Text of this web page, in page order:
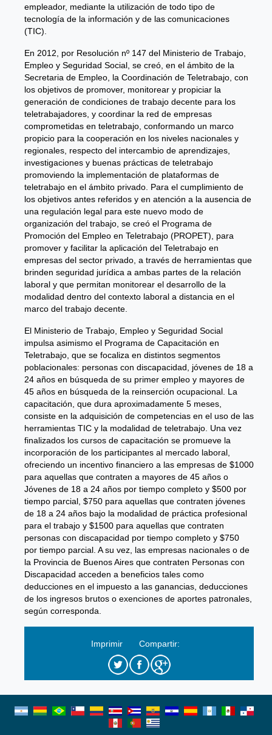
empleador, mediante la utilización de todo tipo de
tecnología de la información y de las comunicaciones
(TIC).
En 2012, por Resolución nº 147 del Ministerio de Trabajo,
Empleo y Seguridad Social, se creó, en el ámbito de la
Secretaria de Empleo, la Coordinación de Teletrabajo, con
los objetivos de promover, monitorear y propiciar la
generación de condiciones de trabajo decente para los
teletrabajadores, y coordinar la red de empresas
comprometidas en teletrabajo, conformando un marco
propicio para la cooperación en los niveles nacionales y
regionales, respecto del intercambio de aprendizajes,
investigaciones y buenas prácticas de teletrabajo
promoviendo la implementación de plataformas de
teletrabajo en el ámbito privado. Para el cumplimiento de
los objetivos antes referidos y en atención a la ausencia de
una regulación legal para este nuevo modo de
organización del trabajo, se creó el Programa de
Promoción del Empleo en Teletrabajo (PROPET), para
promover y facilitar la aplicación del Teletrabajo en
empresas del sector privado, a través de herramientas que
brinden seguridad jurídica a ambas partes de la relación
laboral y que permitan monitorear el desarrollo de la
modalidad dentro del contexto laboral a distancia en el
marco del trabajo decente.
El Ministerio de Trabajo, Empleo y Seguridad Social
impulsa asimismo el Programa de Capacitación en
Teletrabajo, que se focaliza en distintos segmentos
poblacionales: personas con discapacidad, jóvenes de 18 a
24 años en búsqueda de su primer empleo y mayores de
45 años en búsqueda de la reinserción ocupacional. La
capacitación, que dura aproximadamente 5 meses,
consiste en la adquisición de competencias en el uso de las
herramientas TIC y la modalidad de teletrabajo. Una vez
finalizados los cursos de capacitación se promueve la
incorporación de los participantes al mercado laboral,
ofreciendo un incentivo financiero a las empresas de $1000
para aquellas que contraten a mayores de 45 años o
Jóvenes de 18 a 24 años por tiempo completo y $500 por
tiempo parcial, $750 para aquellas que contraten jóvenes
de 18 a 24 años bajo la modalidad de práctica profesional
para el trabajo y $1500 para aquellas que contraten
personas con discapacidad por tiempo completo y $750
por tiempo parcial. A su vez, las empresas nacionales o de
la Provincia de Buenos Aires que contraten Personas con
Discapacidad acceden a beneficios tales como
deducciones en el impuesto a las ganancias, deducciones
de los ingresos brutos o exenciones de aportes patronales,
según corresponda.
Imprimir Compartir: